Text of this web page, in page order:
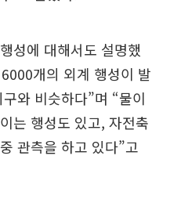
성에 대해서도 설명했
개의 외계 행성이 발
와 비슷하다”며 “물이
는 행성도 있고, 자전축
관측을 하고 있다”고